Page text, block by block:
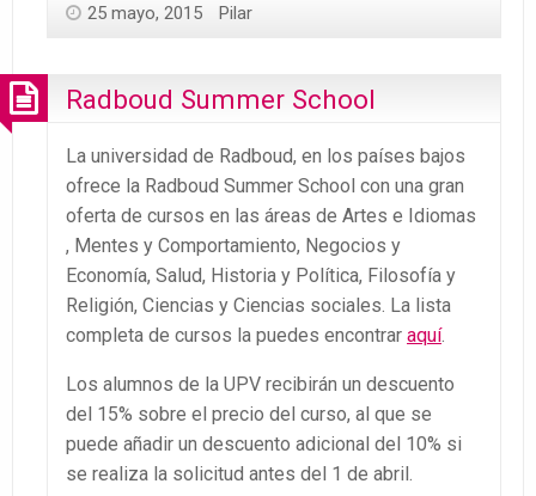
25 mayo, 2015 Pilar
Radboud Summer School
La universidad de Radboud, en los países bajos
ofrece la Radboud Summer School con una gran
oferta de cursos en las áreas de Artes e Idiomas
, Mentes y Comportamiento, Negocios y
Economía, Salud, Historia y Política, Filosofía y
Religión, Ciencias y Ciencias sociales. La lista
completa de cursos la puedes encontrar aquí.
Los alumnos de la UPV recibirán un descuento
del 15% sobre el precio del curso, al que se
puede añadir un descuento adicional del 10% si
se realiza la solicitud antes del 1 de abril.